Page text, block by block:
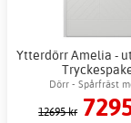
Ytterdörr Amelia -
Dörr - Spårfräst
12695 kr